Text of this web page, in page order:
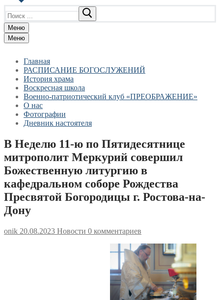
Меню
Меню
Главная
РАСПИСАНИЕ БОГОСЛУЖЕНИЙ
История храма
Воскресная школа
Военно-патриотический клуб «ПРЕОБРАЖЕНИЕ»
О нас
Фотографии
Дневник настоятеля
В Неделю 11-ю по Пятидесятнице
митрополит Меркурий совершил
Божественную литургию в
кафедральном соборе Рождества
Пресвятой Богородицы г. Ростова-на-
Дону
onik 20.08.2023 Новости 0 комментариев